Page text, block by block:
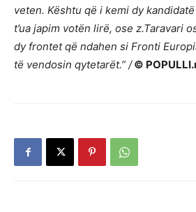
veten. Kështu që i kemi dy
t’ua japim votën lirë, ose z.Taravari
dy frontet që ndahen si Fronti
të vendosin qytetarët.” /©